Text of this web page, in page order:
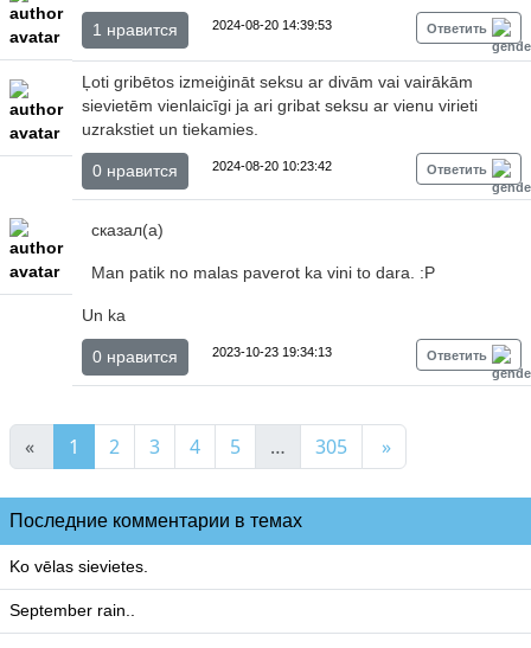
1 нравится 2024-08-20 14:39:53 Ответить
Ļoti gribētos izmeiģināt seksu ar divām vai vairākām
sievietēm vienlaicīgi ja ari gribat seksu ar vienu virieti
uzrakstiet un tiekamies.
0 нравится 2024-08-20 10:23:42 Ответить
сказал(а)
Man patik no malas paverot ka vini to dara. :P
Un ka
0 нравится 2023-10-23 19:34:13 Ответить
« 1 2 3 4 5 … 305 »
Последние комментарии в темах
Ko vēlas sievietes.
September rain..